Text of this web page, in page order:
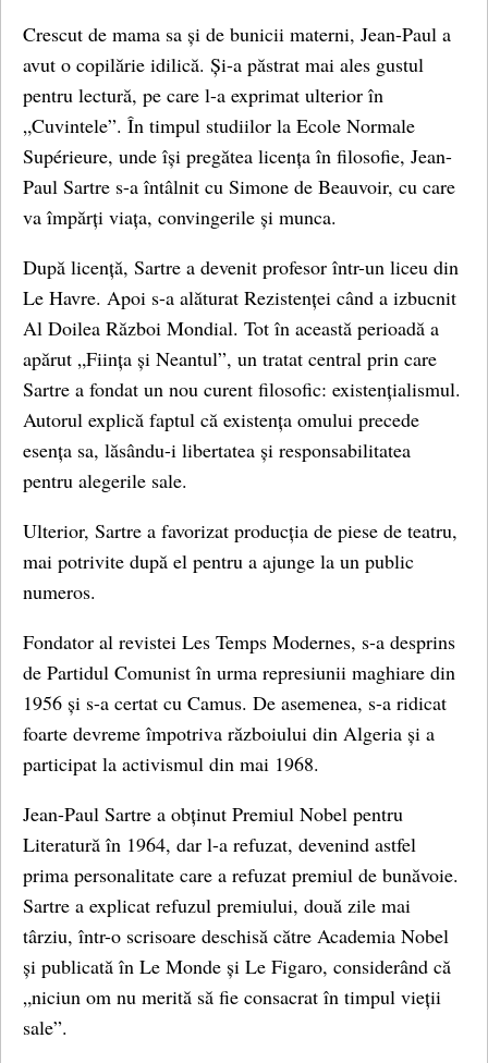
Crescut de mama sa și de bunicii materni, Jean-Paul a
avut o copilărie idilică. Și-a păstrat mai ales gustul
pentru lectură, pe care l-a exprimat ulterior în
„Cuvintele”. În timpul studiilor la Ecole Normale
Supérieure, unde își pregătea licența în filosofie, Jean-
Paul Sartre s-a întâlnit cu Simone de Beauvoir, cu care
va împărți viața, convingerile și munca.
După licență, Sartre a devenit profesor într-un liceu din
Le Havre. Apoi s-a alăturat Rezistenței când a izbucnit
Al Doilea Război Mondial. Tot în această perioadă a
apărut „Ființa și Neantul”, un tratat central prin care
Sartre a fondat un nou curent filosofic: existențialismul.
Autorul explică faptul că existența omului precede
esența sa, lăsându-i libertatea și responsabilitatea
pentru alegerile sale.
Ulterior, Sartre a favorizat producția de piese de teatru,
mai potrivite după el pentru a ajunge la un public
numeros.
Fondator al revistei Les Temps Modernes, s-a desprins
de Partidul Comunist în urma represiunii maghiare din
1956 și s-a certat cu Camus. De asemenea, s-a ridicat
foarte devreme împotriva războiului din Algeria și a
participat la activismul din mai 1968.
Jean-Paul Sartre a obținut Premiul Nobel pentru
Literatură în 1964, dar l-a refuzat, devenind astfel
prima personalitate care a refuzat premiul de bunăvoie.
Sartre a explicat refuzul premiului, două zile mai
târziu, într-o scrisoare deschisă către Academia Nobel
și publicată în Le Monde și Le Figaro, considerând că
„niciun om nu merită să fie consacrat în timpul vieții
sale”.